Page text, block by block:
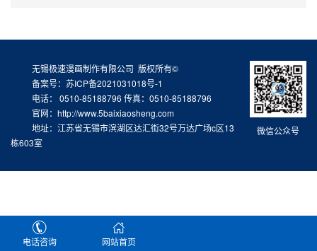
微信公众号
无锡极速漫画制作有限公司 版权所有©
备案号：苏ICP备2021031018号-1
电话： 0510-85188796 传真：0510-85188796
官网：http://www.5baixiaosheng.com
地址：江苏省无锡市滨湖区达汇街32号万达广场c区13
栋603室
电话咨询 网站首页